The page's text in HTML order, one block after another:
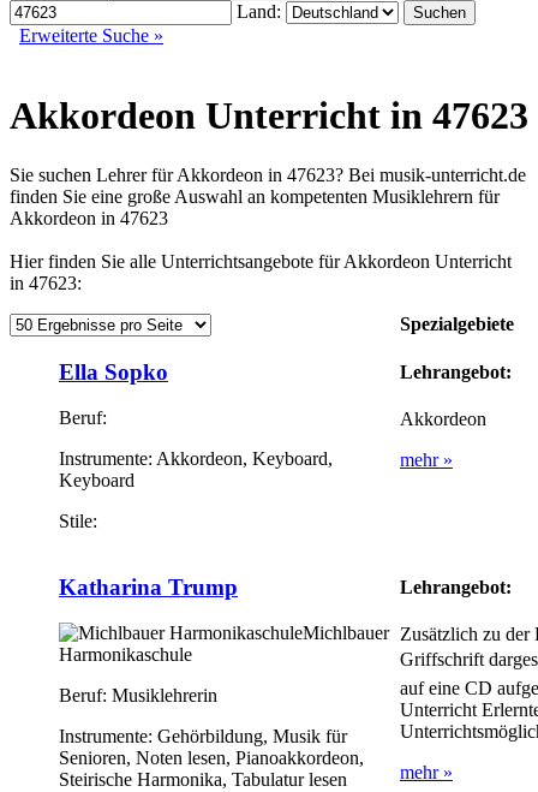
Land:
Erweiterte Suche »
Akkordeon Unterricht in 47623
Sie suchen Lehrer für Akkordeon in 47623? Bei musik-unterricht.de
finden Sie eine große Auswahl an kompetenten Musiklehrern für
Akkordeon in 47623
Hier finden Sie alle Unterrichtsangebote für Akkordeon Unterricht
in 47623:
Spezialgebiete
Ella Sopko
Beruf:
Instrumente: Akkordeon, Keyboard,
Keyboard
Stile:
Lehrangebot:
Akkordeon
mehr »
Katharina Trump
Michlbauer
Harmonikaschule
Beruf: Musiklehrerin
Instrumente: Gehörbildung, Musik für
Senioren, Noten lesen, Pianoakkordeon,
Steirische Harmonika, Tabulatur lesen
Lehrangebot:
Zusätzlich zu der
Griffschrift
auf eine CD
Unterricht
mehr »